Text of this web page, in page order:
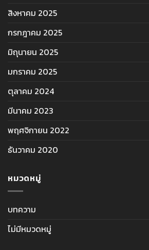
สิงหาคม 2025
กรกฎาคม 2025
มิถุนายน 2025
มกราคม 2025
ตุลาคม 2024
มีนาคม 2023
พฤศจิกายน 2022
ธันวาคม 2020
หมวดหมู่
บทความ
ไม่มีหมวดหมู่